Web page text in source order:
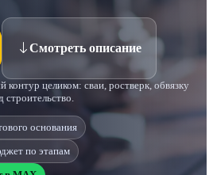
Смотреть описание
целиком: сваи, ростверк, обвязку
строительство.
основания
по этапам